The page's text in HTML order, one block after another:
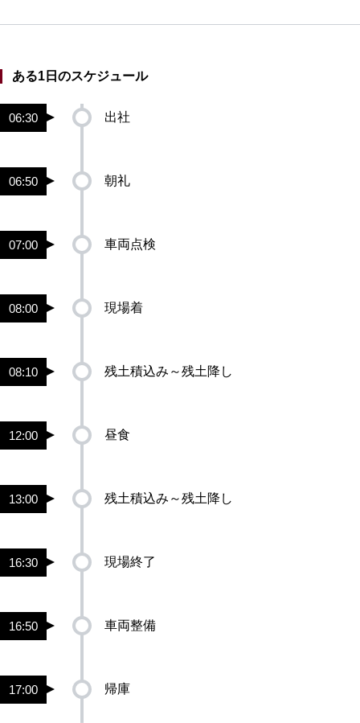
ある1日のスケジュール
06:30 出社
06:50 朝礼
07:00 車両点検
08:00 現場着
08:10 残土積込み～残土降し
12:00 昼食
13:00 残土積込み～残土降し
16:30 現場終了
16:50 車両整備
17:00 帰庫